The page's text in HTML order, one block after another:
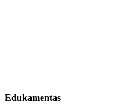
Edukamentas